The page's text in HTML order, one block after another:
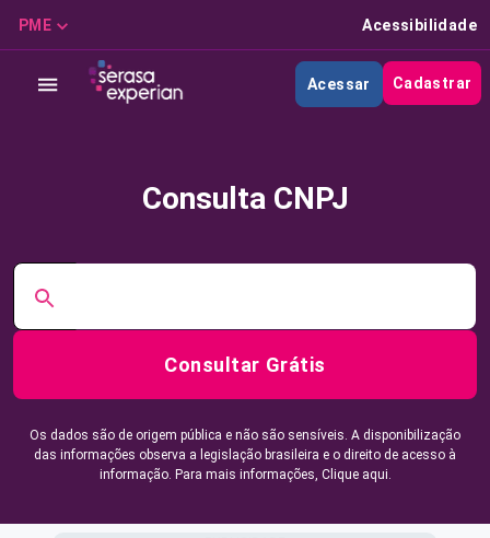
PME Acessibilidade
Acessar Cadastrar
Consulta CNPJ
Consultar Grátis
Os dados são de origem pública e não são sensíveis. A disponibilização
das informações observa a legislação brasileira e o direito de acesso à
informação. Para mais informações, Clique aqui.